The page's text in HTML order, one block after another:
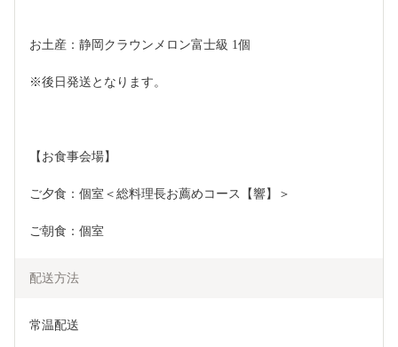
お土産：静岡クラウンメロン富士級 1個
※後日発送となります。
【お食事会場】
ご夕食：個室＜総料理長お薦めコース【響】＞
ご朝食：個室
配送方法
常温配送